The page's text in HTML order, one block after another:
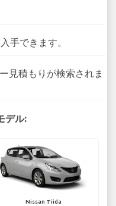
手できます。
見積もりが検索されま
デル:
Nissan Tiida